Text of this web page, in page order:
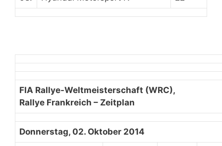
FIA Rallye-Weltmeisterschaft (WRC),
Rallye Frankreich – Zeitplan
Donnerstag, 02. Oktober 2014